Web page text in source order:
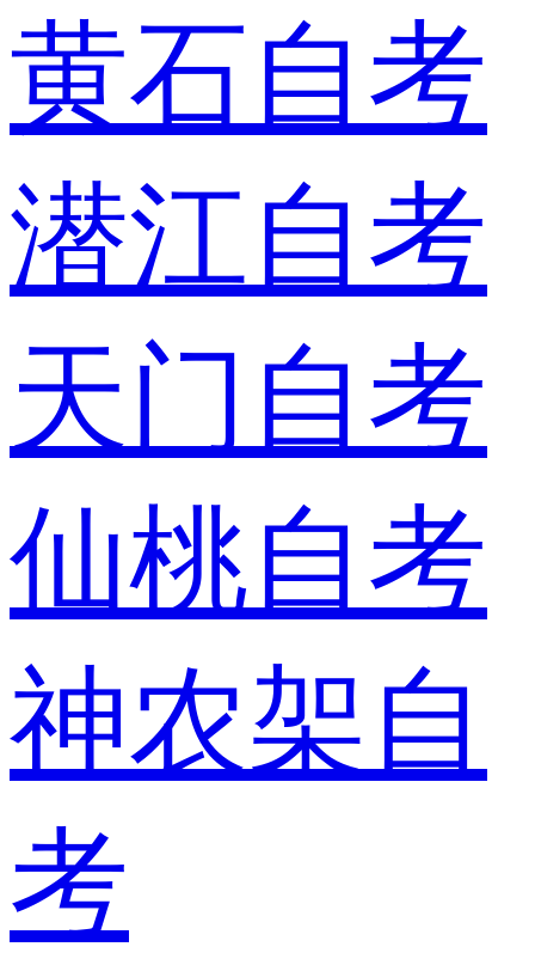
黄石自考
潜江自考
天门自考
仙桃自考
神农架自
考